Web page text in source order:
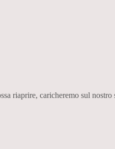
riaprire, caricheremo sul